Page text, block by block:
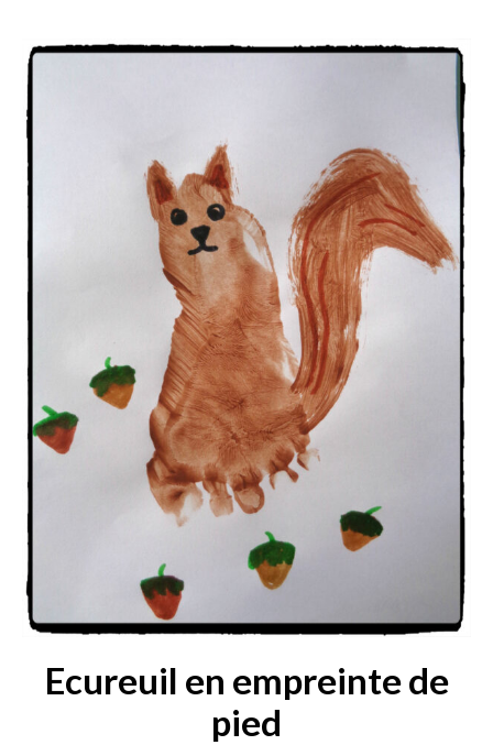
Ecureuil en empreinte de
pied